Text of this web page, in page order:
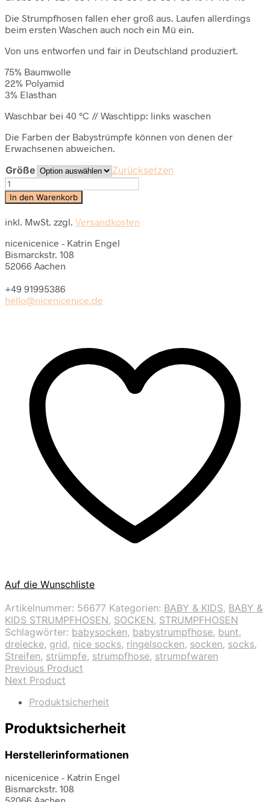
Die Strumpfhosen fallen eher groß aus. Laufen allerdings
beim ersten Waschen auch noch ein Mü ein.
Von uns entworfen und fair in Deutschland produziert.
75% Baumwolle
22% Polyamid
3% Elasthan
Waschbar bei 40 °C // Waschtipp: links waschen
Die Farben der Babystrümpfe können von denen der
Erwachsenen abweichen.
Größe
Zurücksetzen
Baby-
und
Kinder
Strumpfhose
-
blue
red
In den Warenkorb
inkl. MwSt. zzgl. Versandkosten
nicenicenice - Katrin Engel
Bismarckstr. 108
52066 Aachen
+49 91995386
hello@nicenicenice.de
Auf die Wunschliste
Artikelnummer: 56677 Kategorien: BABY & KIDS, BABY &
KIDS STRUMPFHOSEN, SOCKEN, STRUMPFHOSEN
Schlagwörter: babysocken, babystrumpfhose, bunt,
dreiecke, grid, nice socks, ringelsocken, socken, socks,
Streifen, strümpfe, strumpfhose, strumpfwaren
Previous Product
Next Product
Produktsicherheit
Produktsicherheit
Herstellerinformationen
nicenicenice - Katrin Engel
Bismarckstr. 108